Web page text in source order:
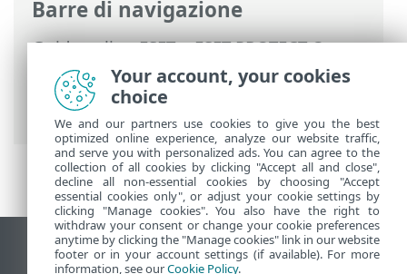
Barre di navigazione
Guida online ESET>ESET PROTECT On-
Prem> Utilizzo di ESET PROTECT VA>
ESET PROTECT VA Management Console
Cambia password database
Visualizza sito desktop
Your account, your cookies
choice
We and our partners use cookies to give you the best
optimized online experience, analyze our website traffic,
and serve you with personalized ads. You can agree to the
collection of all cookies by clicking "Accept all and close",
decline all non-essential cookies by choosing "Accept
essential cookies only", or adjust your cookie settings by
clicking "Manage cookies". You also have the right to
withdraw your consent or change your cookie preferences
anytime by clicking the "Manage cookies" link in our website
footer or in your account settings (if available). For more
information, see ourCookie Policy.